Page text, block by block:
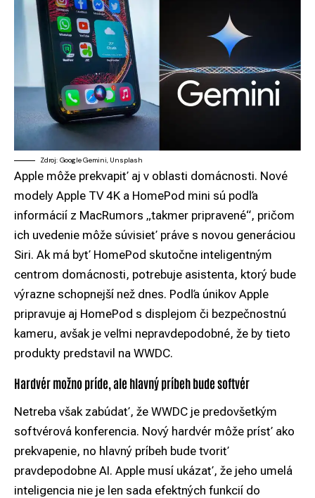
Zdroj: Google Gemini, Unsplash
Apple môže prekvapiť aj v oblasti domácnosti. Nové
modely Apple TV 4K a HomePod mini sú podľa
informácií z MacRumors „takmer pripravené“, pričom
ich uvedenie môže súvisieť práve s novou generáciou
Siri. Ak má byť HomePod skutočne inteligentným
centrom domácnosti, potrebuje asistenta, ktorý bude
výrazne schopnejší než dnes. Podľa únikov Apple
pripravuje aj HomePod s displejom či bezpečnostnú
kameru, avšak je veľmi nepravdepodobné, že by tieto
produkty predstavil na WWDC.
Hardvér možno príde, ale hlavný príbeh bude softvér
Netreba však zabúdať, že WWDC je predovšetkým
softvérová konferencia. Nový hardvér môže prísť ako
prekvapenie, no hlavný príbeh bude tvoriť
pravdepodobne AI. Apple musí ukázať, že jeho umelá
inteligencia nie je len sada efektných funkcií do